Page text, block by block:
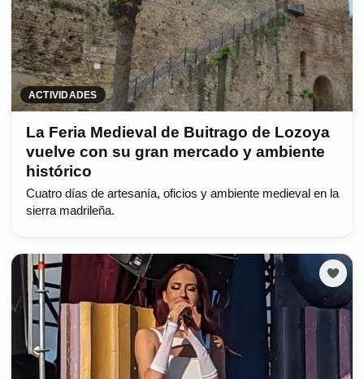
ACTIVIDADES
La Feria Medieval de Buitrago de Lozoya
vuelve con su gran mercado y ambiente
histórico
Cuatro días de artesanía, oficios y ambiente medieval en la
sierra madrileña.